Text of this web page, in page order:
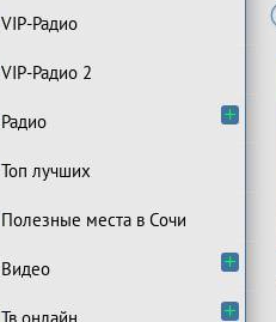
VIP-Радио
VIP-Радио 2
Радио
Топ лучших
Полезные места в Сочи
Видео